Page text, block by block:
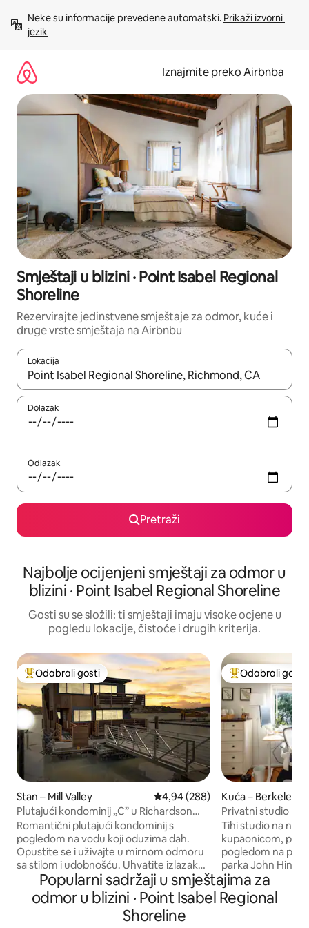
sadržaj
Neke su informacije prevedene automatski. Prikaži izvorni
jezik
Iznajmite preko Airbnba
Smještaji u blizini · Point Isabel Regional
Shoreline
Rezervirajte jedinstvene smještaje za odmor, kuće i
druge vrste smještaja na Airbnbu
Lokacija
Kada budu dostupni rezultati, moći ćete ih pregledati
Dolazak
Odlazak
Pretraži
Najbolje ocijenjeni smještaji za odmor u
blizini · Point Isabel Regional Shoreline
Gosti su se složili: ti smještaji imaju visoke ocjene u
pogledu lokacije, čistoće i drugih kriterija.
Među najviše rangiranima s oznakom „Odabrali gosti”
Odabrali gosti
Stan – Mill Valley Prosječna ocjena: 4,94/5,
4,94 (288)
Plutajući kondominij „C” u Richardson
Bayu u Sausalitu
Romantični plutajući kondominij s
pogledom na vodu koji oduzima dah.
Opustite se i uživajte u mirnom odmoru
sa stilom i udobnošću. Uhvatite izlazak
sunca iz svog super komfornog bračnog
KREVETA ili se izležavajte na terasi s
povremenim pelikanima (ili čak
hidroplanom) koji dolaze i odlaze.
Među najviše
Odabrali gosti
Kuća – Berkeley
Privatni studio
Parka
Tihi studio na
kupaonicom,
pogledom na
parka John Hinkel
prozora); 90
Indian Rock. Značajke: - Dvostruki krevet
– Gigabitna
Popularni sadržaji u smještajima za
odmor u blizini · Point Isabel Regional
Shoreline